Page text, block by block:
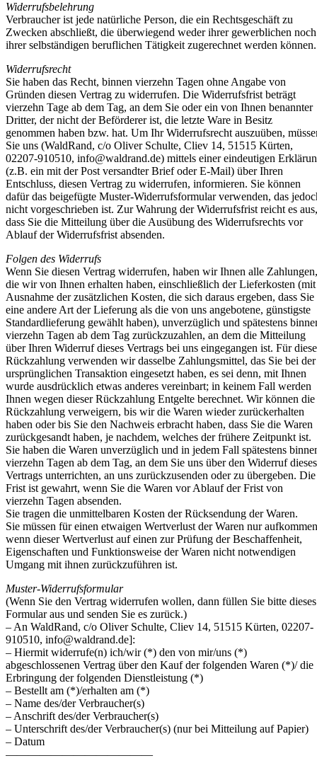
Widerrufsbelehrung
Verbraucher ist jede natürliche Person, die ein Rechtsgeschäft zu
Zwecken abschließt, die überwiegend weder ihrer gewerblichen noch
ihrer selbständigen beruflichen Tätigkeit zugerechnet werden können.
Widerrufsrecht
Sie haben das Recht, binnen vierzehn Tagen ohne Angabe von
Gründen diesen Vertrag zu widerrufen. Die Widerrufsfrist beträgt
vierzehn Tage ab dem Tag, an dem Sie oder ein von Ihnen benannter
Dritter, der nicht der Beförderer ist, die letzte Ware in Besitz
genommen haben bzw. hat. Um Ihr Widerrufsrecht auszuüben,
Sie uns (WaldRand, c/o Oliver Schulte, Cliev 14, 51515 Kürten,
02207-910510, info@waldrand.de) mittels einer eindeutigen
(z.B. ein mit der Post versandter Brief oder E-Mail) über Ihren
Entschluss, diesen Vertrag zu widerrufen, informieren. Sie können
dafür das beigefügte Muster-Widerrufsformular verwenden, das
nicht vorgeschrieben ist. Zur Wahrung der Widerrufsfrist reicht es aus,
dass Sie die Mitteilung über die Ausübung des Widerrufsrechts vor
Ablauf der Widerrufsfrist absenden.
Folgen des Widerrufs
Wenn Sie diesen Vertrag widerrufen, haben wir Ihnen alle Zahlungen,
die wir von Ihnen erhalten haben, einschließlich der Lieferkosten (mit
Ausnahme der zusätzlichen Kosten, die sich daraus ergeben, dass Sie
eine andere Art der Lieferung als die von uns angebotene, günstigste
Standardlieferung gewählt haben), unverzüglich und spätestens
vierzehn Tagen ab dem Tag zurückzuzahlen, an dem die Mitteilung
über Ihren Widerruf dieses Vertrags bei uns eingegangen ist. Für diese
Rückzahlung verwenden wir dasselbe Zahlungsmittel, das Sie bei der
ursprünglichen Transaktion eingesetzt haben, es sei denn, mit Ihnen
wurde ausdrücklich etwas anderes vereinbart; in keinem Fall werden
Ihnen wegen dieser Rückzahlung Entgelte berechnet. Wir können die
Rückzahlung verweigern, bis wir die Waren wieder zurückerhalten
haben oder bis Sie den Nachweis erbracht haben, dass Sie die Waren
zurückgesandt haben, je nachdem, welches der frühere Zeitpunkt ist.
Sie haben die Waren unverzüglich und in jedem Fall spätestens
vierzehn Tagen ab dem Tag, an dem Sie uns über den Widerruf dieses
Vertrags unterrichten, an uns zurückzusenden oder zu übergeben. Die
Frist ist gewahrt, wenn Sie die Waren vor Ablauf der Frist von
vierzehn Tagen absenden.
Sie tragen die unmittelbaren Kosten der Rücksendung der Waren.
Sie müssen für einen etwaigen Wertverlust der Waren nur
wenn dieser Wertverlust auf einen zur Prüfung der Beschaffenheit,
Eigenschaften und Funktionsweise der Waren nicht notwendigen
Umgang mit ihnen zurückzuführen ist.
Muster-Widerrufsformular
(Wenn Sie den Vertrag widerrufen wollen, dann füllen Sie bitte dieses
Formular aus und senden Sie es zurück.)
– An WaldRand, c/o Oliver Schulte, Cliev 14, 51515 Kürten, 02207-
910510, info@waldrand.de]:
– Hiermit widerrufe(n) ich/wir (*) den von mir/uns (*)
abgeschlossenen Vertrag über den Kauf der folgenden Waren (*)/ die
Erbringung der folgenden Dienstleistung (*)
– Bestellt am (*)/erhalten am (*)
– Name des/der Verbraucher(s)
– Anschrift des/der Verbraucher(s)
– Unterschrift des/der Verbraucher(s) (nur bei Mitteilung auf Papier)
– Datum
—————————————